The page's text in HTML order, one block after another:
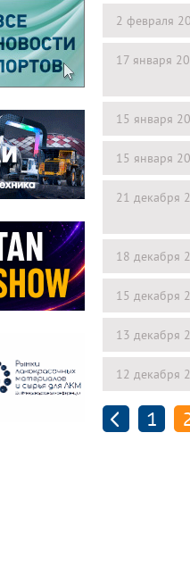
2 февраля
17 января
15 января
15 января
21 декабря
18 декабря
15 декабря
13 декабря
12 декабря
1